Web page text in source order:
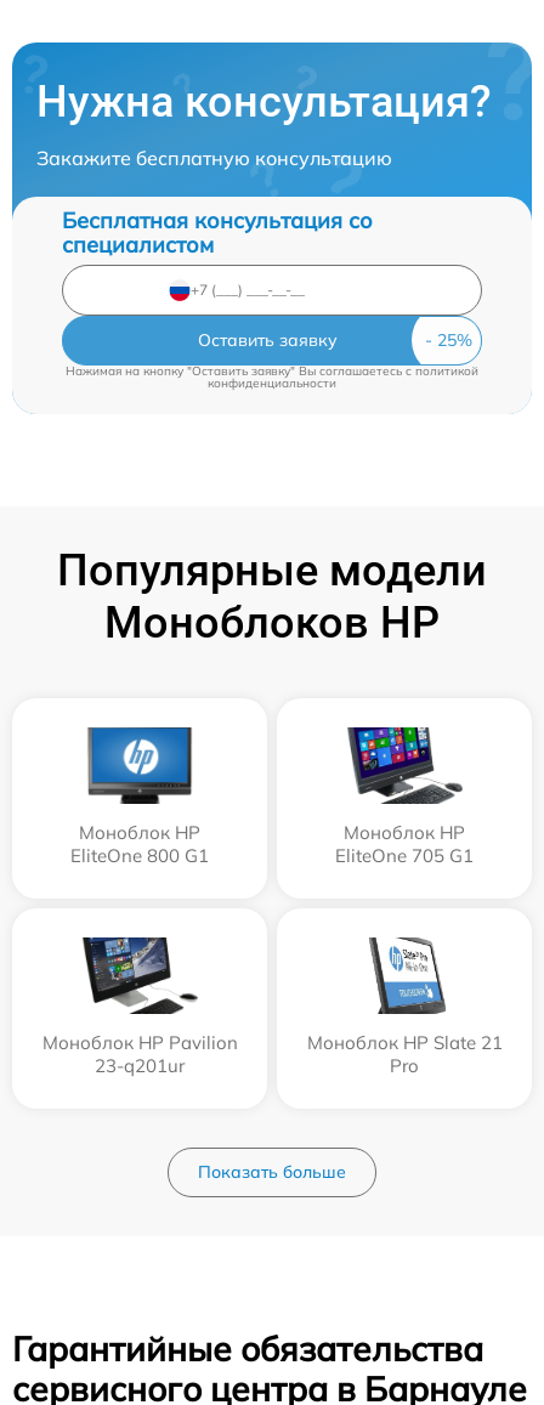
Нужна консультация?
Закажите бесплатную консультацию
Бесплатная консультация со
специалистом
Оставить заявку
Нажимая на кнопку "Оставить заявку" Вы соглашаетесь cполитикой
конфиденциальности
Популярные модели
Моноблоков HP
Моноблок HP
EliteOne 800 G1
Моноблок HP
EliteOne 705 G1
Моноблок HP Pavilion
23-q201ur
Моноблок HP Slate 21
Pro
Показать больше
Гарантийные обязательства
сервисного центра в Барнауле